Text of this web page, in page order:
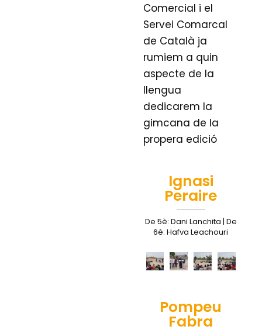
Comercial i el
Servei Comarcal
de Català ja
rumiem a quin
aspecte de la
llengua
dedicarem la
gimcana de la
propera edició
Ignasi
Peraire
De 5è: Dani Lanchita | De
6è: Hafva Leachouri
Pompeu
Fabra